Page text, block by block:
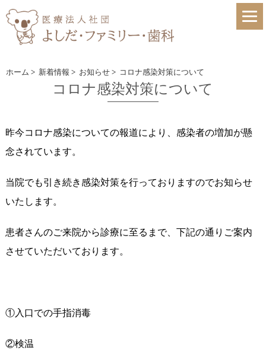
ホーム > 新着情報 > お知らせ > コロナ感染対策について
コロナ感染対策について
昨今コロナ感染についての報道により、感染者の増加が懸
念されています。
当院でも引き続き感染対策を行っておりますのでお知らせ
いたします。
患者さんのご来院から診療に至るまで、下記の通りご案内
させていただいております。
①入口での手指消毒
②検温